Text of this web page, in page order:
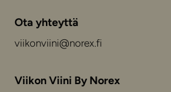
Ota yhteyttä
viikonviini@norex.fi
Viikon Viini By Norex